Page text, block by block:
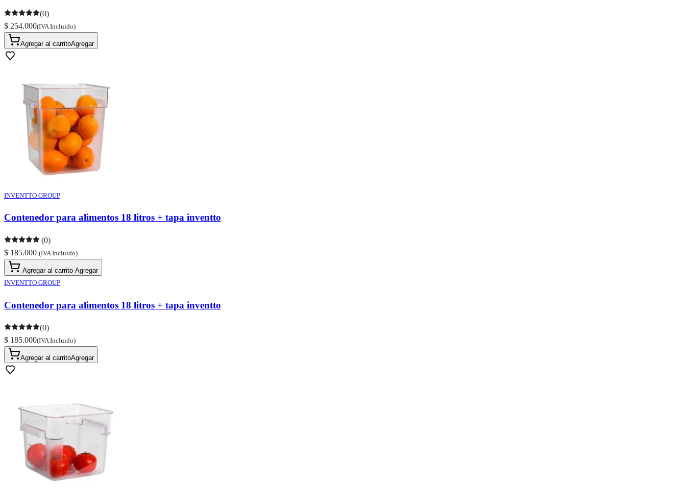
(0)
$ 254.000(IVA Incluido)
Agregar al carritoAgregar
INVENTTO GROUP
Contenedor para alimentos 18 litros + tapa inventto
(0)
$ 185.000 (IVA Incluido)
Agregar al carrito Agregar
INVENTTO GROUP
Contenedor para alimentos 18 litros + tapa inventto
(0)
$ 185.000(IVA Incluido)
Agregar al carritoAgregar